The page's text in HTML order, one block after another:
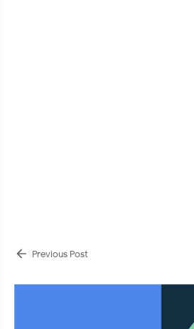
Previous Post